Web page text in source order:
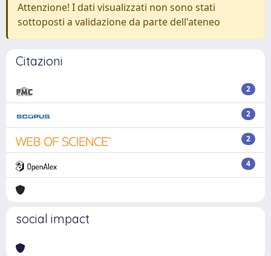
Attenzione! I dati visualizzati non sono stati
sottoposti a validazione da parte dell'ateneo
Citazioni
2
2
2
4
social impact